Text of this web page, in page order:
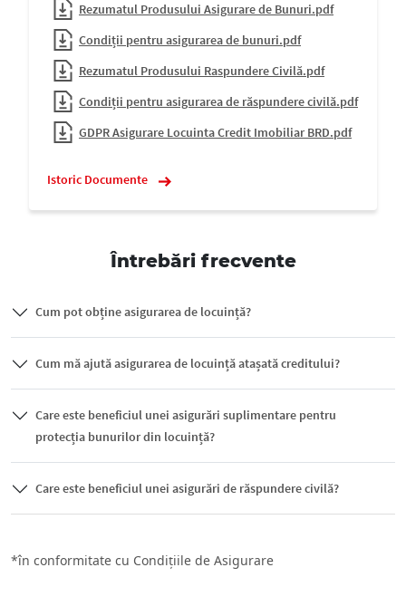
Rezumatul Produsului Asigurare de Bunuri.pdf
Condiții pentru asigurarea de bunuri.pdf
Rezumatul Produsului Raspundere Civilă.pdf
Condiții pentru asigurarea de răspundere civilă.pdf
GDPR Asigurare Locuinta Credit Imobiliar BRD.pdf
Istoric Documente
Întrebări frecvente
Cum pot obține asigurarea de locuință?
Cum mă ajută asigurarea de locuință atașată creditului?
Care este beneficiul unei asigurări suplimentare pentru
protecția bunurilor din locuință?
Care este beneficiul unei asigurări de răspundere civilă?
*în conformitate cu Condițiile de Asigurare